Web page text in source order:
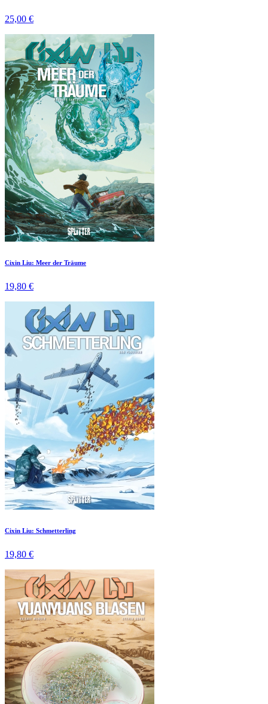
25,00 €
Cixin Liu: Meer der Träume
19,80 €
Cixin Liu: Schmetterling
19,80 €